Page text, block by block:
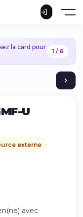
la card pour
1 / 6
U
externe
avec